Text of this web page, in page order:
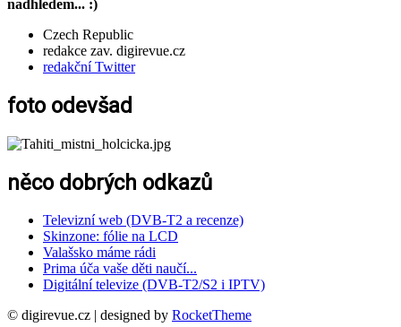
nadhledem... :)
Czech Republic
redakce zav. digirevue.cz
redakční Twitter
foto odevšad
něco dobrých odkazů
Televizní web (DVB-T2 a recenze)
Skinzone: fólie na LCD
Valašsko máme rádi
Prima úča vaše děti naučí...
Digitální televize (DVB-T2/S2 i IPTV)
© digirevue.cz | designed by RocketTheme